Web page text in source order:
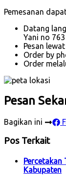
Pemesanan
Datang
Yani no
Pesan
Order by
Order
Pesan
Bagikan ini
Pos Terkait
Kabupaten